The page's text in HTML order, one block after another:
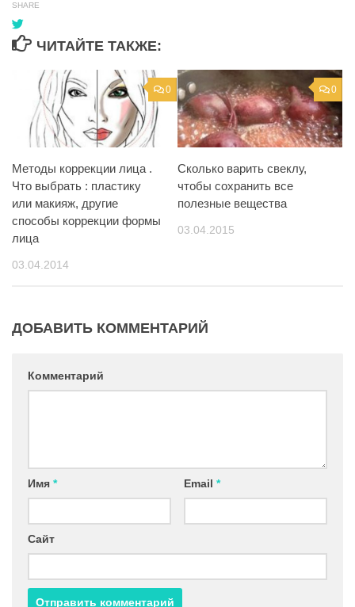
SHARE
ЧИТАЙТЕ ТАКЖЕ:
0
Методы коррекции лица .
Что выбрать : пластику
или макияж, другие
способы коррекции формы
лица
03.04.2014
0
Сколько варить свеклу,
чтобы сохранить все
полезные вещества
03.04.2015
ДОБАВИТЬ КОММЕНТАРИЙ
Комментарий
Имя * Email *
Сайт